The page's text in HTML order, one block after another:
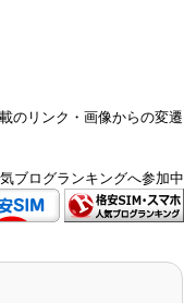
のリンク・画像からの変遷
ブログランキングへ参加中